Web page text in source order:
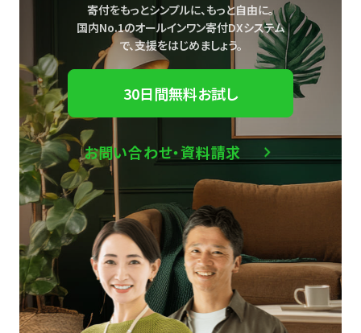
寄付をもっとシンプルに、もっと自由に。
国内No.1のオールインワン寄付DXシステム
で、支援をはじめましょう。
30日間無料お試し
お問い合わせ・資料請求